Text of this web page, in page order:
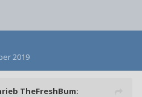
2019
TheFreshBum: